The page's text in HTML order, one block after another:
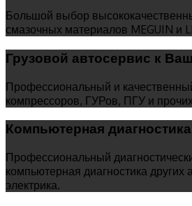
Большой выбор
смазочных материалов MEGUIN и
Грузовой автосервис к
Профессиональный и
компрессоров, ГУРов, ПГУ и
Компьютерная
Профессиональный
компьютерная диагностика других
электрика.